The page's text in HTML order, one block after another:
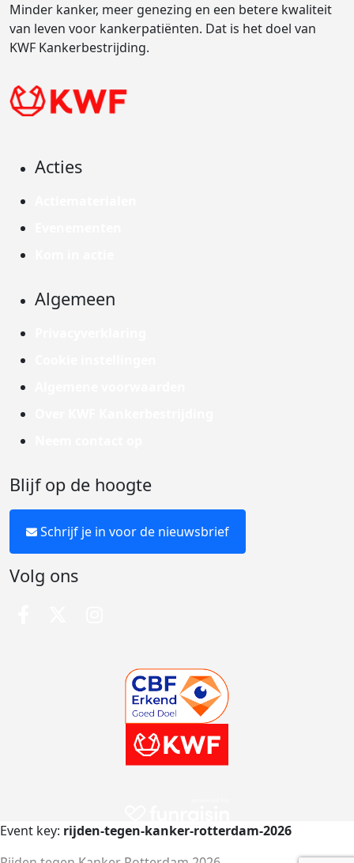
Minder kanker, meer genezing en een betere kwaliteit
van leven voor kankerpatiënten. Dat is het doel van
KWF Kankerbestrijding.
Acties
Algemeen
Blijf op de hoogte
Schrijf je in voor de nieuwsbrief
Volg ons
Event key: rijden-tegen-kanker-rotterdam-2026